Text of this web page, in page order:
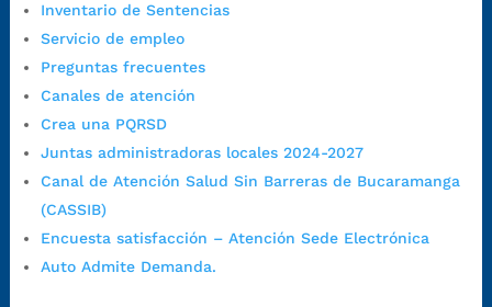
Inventario de Sentencias
Servicio de empleo
Preguntas frecuentes
Canales de atención
Crea una PQRSD
Juntas administradoras locales 2024-2027
Canal de Atención Salud Sin Barreras de Bucaramanga
(CASSIB)
Encuesta satisfacción – Atención Sede Electrónica
Auto Admite Demanda.
Dirección: Carrera 12 #16N-84 del barrio Kennedy.
Horario habitual de lunes a viernes en
a.m. a 3:00 p.m.
Teléfono Conmutador:+57 (607) 633 70 00
Líneagratuita: +57 (607) 652 55 55
Correo Institucional: contactenos@bucaramanga.gov.co
Correo de notificaciones
judiciales: notificaciones@bucaramanga.gov.co
Canal de denuncia para presuntos actos de corrupción:
https://canaldenuncia.bucaramanga.gov.co/